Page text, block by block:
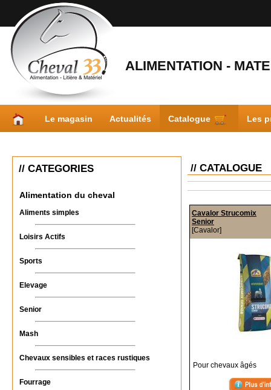
ALIMENTATION -
Le magasin Actualités Catalogue Les
// CATEGORIES
Alimentation du cheval
Aliments simples
Loisirs Actifs
Sports
Elevage
Senior
Mash
Chevaux sensibles et races rustiques
Fourrage
// CATALOGUE
Cavalor Strucomix
Senior
[Cavalor]
Pour chevaux âgés